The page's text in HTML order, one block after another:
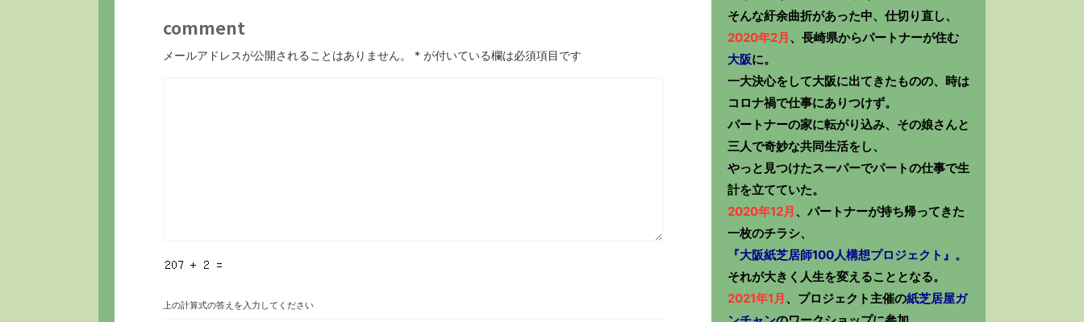
comment
メールアドレスが公開されることはありません。 * が付いている欄は必須項目です
上の計算式の答えを入力してください
そんな紆余曲折があった中、仕切り直し、
2020年2月、長崎県からパートナーが住む
大阪に。
一大決心をして大阪に出てきたものの、時は
コロナ禍で仕事にありつけず。
パートナーの家に転がり込み、その娘さんと
三人で奇妙な共同生活をし、
やっと見つけたスーパーでパートの仕事で生
計を立てていた。
2020年12月、パートナーが持ち帰ってきた
一枚のチラシ、
『大阪紙芝居師100人構想プロジェクト』。
それが大きく人生を変えることとなる。
2021年1月、プロジェクト主催の紙芝居屋ガ